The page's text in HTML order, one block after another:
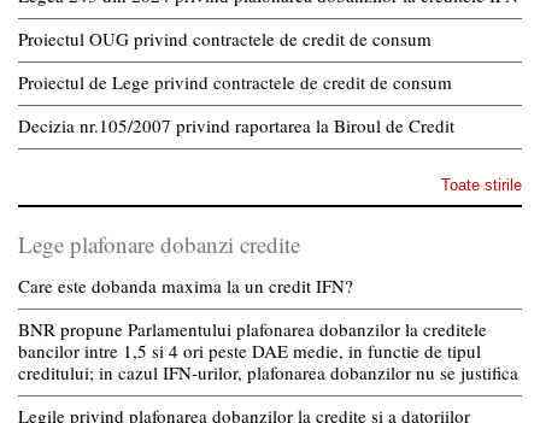
Proiectul OUG privind contractele de credit de consum
Proiectul de Lege privind contractele de credit de consum
Decizia nr.105/2007 privind raportarea la Biroul de Credit
Toate stirile
Lege plafonare dobanzi credite
Care este dobanda maxima la un credit IFN?
BNR propune Parlamentului plafonarea dobanzilor la creditele
bancilor intre 1,5 si 4 ori peste DAE medie, in functie de tipul
creditului; in cazul IFN-urilor, plafonarea dobanzilor nu se justifica
Legile privind plafonarea dobanzilor la credite si a datoriilor